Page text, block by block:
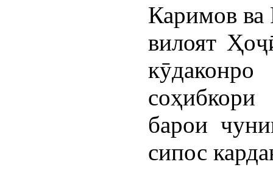
Каримов
вилоят
барои
сипос